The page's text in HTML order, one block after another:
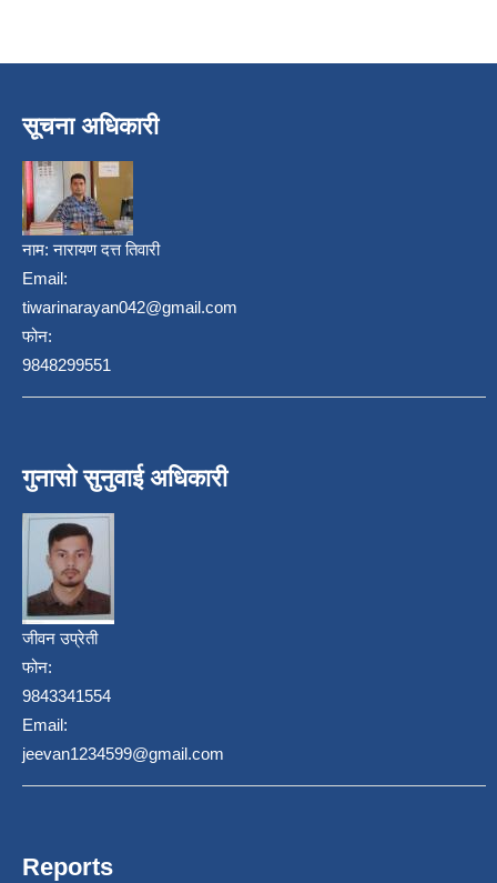
सूचना अधिकारी
नाम:नारायण दत्त तिवारी
Email:
tiwarinarayan042@gmail.com
फोन:
9848299551
गुनासो सुनुवाई अधिकारी
जीवन उप्रेती
फोन:
9843341554
Email:
jeevan1234599@gmail.com
Reports